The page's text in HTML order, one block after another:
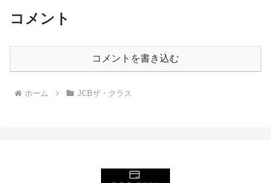
コメント
コメントを書き込む
ホーム JCBザ・クラス